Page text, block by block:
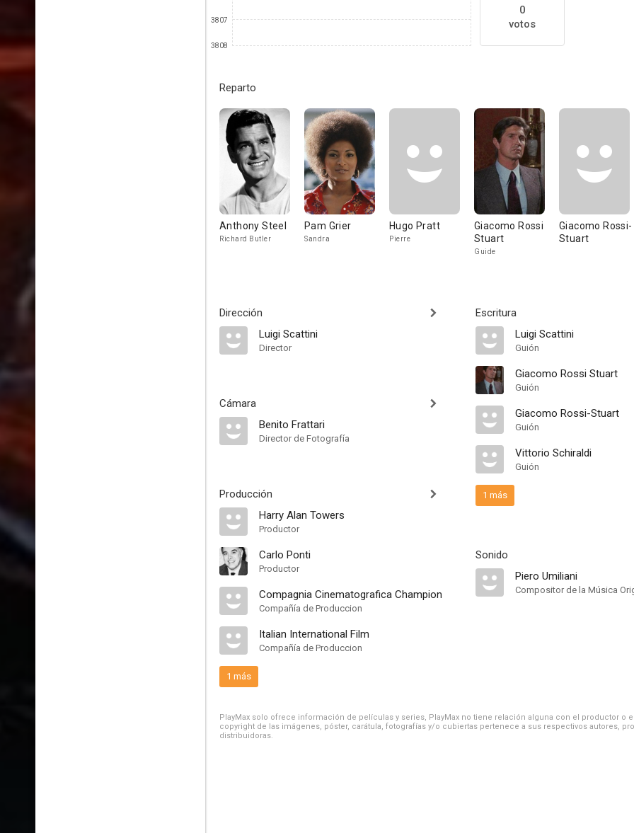
3807
3808
0
votos
Reparto
Anthony Steel
Richard Butler
Pam Grier
Sandra
Hugo Pratt
Pierre
Giacomo Rossi
Stuart
Guide
Giacomo Rossi-
Stuart
Dirección
Luigi Scattini
Director
Cámara
Benito Frattari
Director de Fotografía
Producción
Harry Alan Towers
Productor
Carlo Ponti
Productor
Compagnia Cinematografica Champion
Compañía de Produccion
Italian International Film
Compañía de Produccion
1 más
Escritura
Luigi Scattini
Guión
Giacomo Rossi Stuart
Guión
Giacomo Rossi-Stuart
Guión
Vittorio Schiraldi
Guión
1 más
Sonido
Piero Umiliani
Compositor de la Música
PlayMax solo ofrece información de películas y series, PlayMax no tiene relación alguna con el productor o
copyright de las imágenes, póster, carátula, fotografías y/o cubiertas pertenece a sus respectivos autores,
distribuidoras.